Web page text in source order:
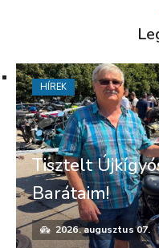
Tisztelt
Barátaim!
2026. augusztus 07.
HÍREK